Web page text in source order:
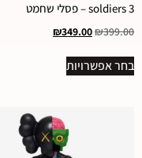
3 soldiers – פסלי שחמט
₪399.00
₪349.00
בחר אפשרויות